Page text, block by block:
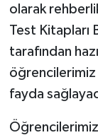
olarak
Test Kitapları
tarafından
fayda